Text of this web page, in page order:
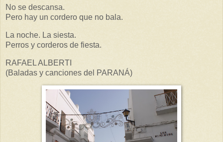
No se descansa.
Pero hay un cordero que no bala.
La noche. La siesta.
Perros y corderos de fiesta.
RAFAEL ALBERTI
(Baladas y canciones del PARANÁ)